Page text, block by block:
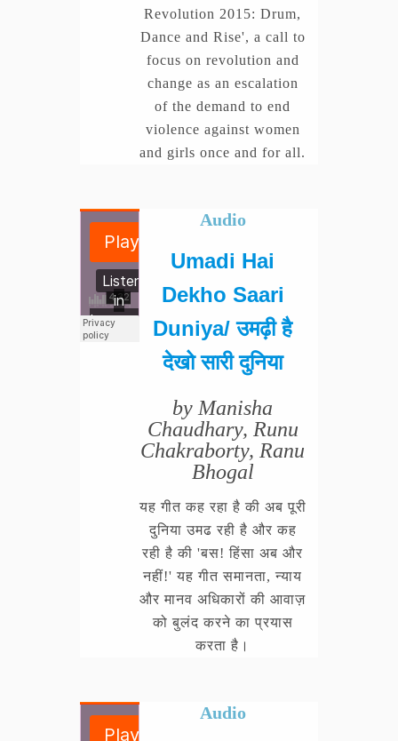
Revolution 2015: Drum,
Dance and Rise', a call to
focus on revolution and
change as an escalation
of the demand to end
violence against women
and girls once and for all.
Audio
Umadi Hai
Dekho Saari
Duniya/ उमढ़ी है
देखो सारी दुनिया
by Manisha
Chaudhary, Runu
Chakraborty, Ranu
Bhogal
यह गीत कह रहा है की अब पूरी
दुनिया उमढ रही है और कह
रही है की 'बस! हिंसा अब और
नहीं!' यह गीत समानता, न्याय
और मानव अधिकारों की आवाज़
को बुलंद करने का प्रयास
करता है।
Audio